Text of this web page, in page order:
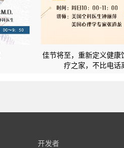
佳节将至，重新定义健康
疗之家，不比电话
开发者